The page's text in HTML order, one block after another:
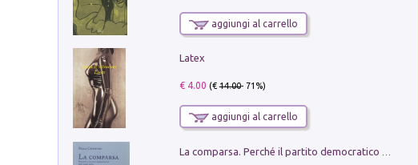
aggiungi al carrello
Latex
€ 4.00 (€14.00- 71%)
aggiungi al carrello